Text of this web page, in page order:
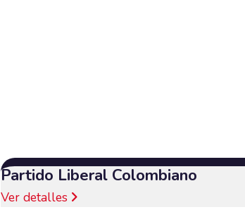
Partido Liberal Colombiano
Ver detalles